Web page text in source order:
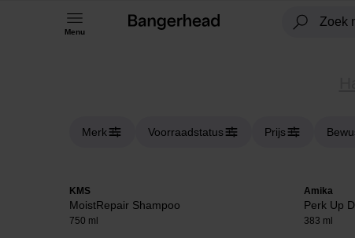
Menu
Merk Voorraadstatus Prijs
KMS
MoistRepair Shampoo
750 ml
Amika
Perk Up
383 ml